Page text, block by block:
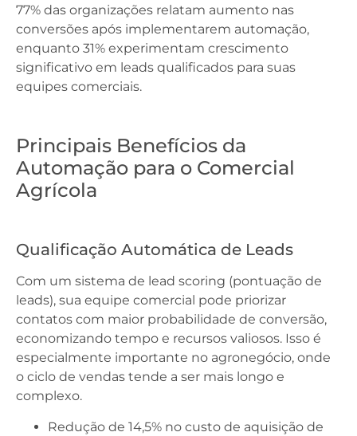
77% das organizações relatam aumento nas
conversões após implementarem automação,
enquanto 31% experimentam crescimento
significativo em leads qualificados para suas
equipes comerciais.
Principais Benefícios da
Automação para o Comercial
Agrícola
Qualificação Automática de Leads
Com um sistema de lead scoring (pontuação de
leads), sua equipe comercial pode priorizar
contatos com maior probabilidade de conversão,
economizando tempo e recursos valiosos. Isso é
especialmente importante no agronegócio, onde
o ciclo de vendas tende a ser mais longo e
complexo.
Redução de 14,5% no custo de aquisição de